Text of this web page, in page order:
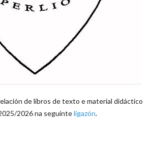
de libros de texto e material didáctico
2026 na seguinteligazón.